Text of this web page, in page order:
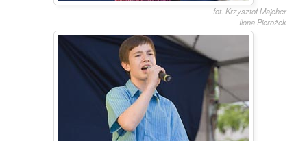
fot. Krzysztof Majcher
Ilona Pierożek